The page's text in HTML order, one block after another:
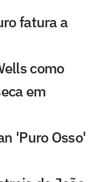
fatura a
como
em
'Puro Osso'